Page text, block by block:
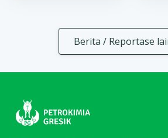
Berita / Reportase